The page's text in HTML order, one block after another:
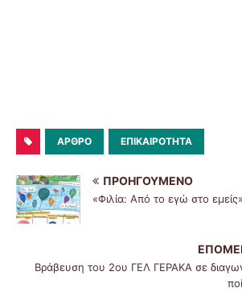
ΆΡΘΡΟ ΕΠΙΚΑΙΡΌΤΗΤΑ
ΠΡΟΗΓΟΎΜΕΝΟ
«Φιλία: Από το εγώ στο εμείς»
Βράβευση του 2ου ΓΕΛ ΓΕΡΑΚΑ σε